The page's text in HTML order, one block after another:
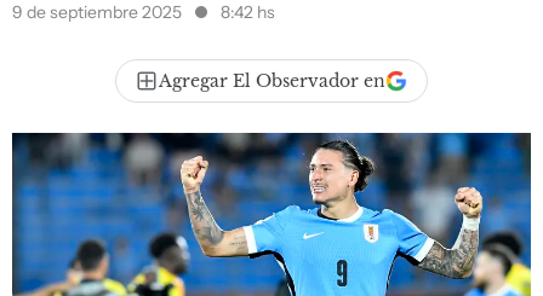
9 de septiembre 2025 8:42 hs
Agregar El Observador en